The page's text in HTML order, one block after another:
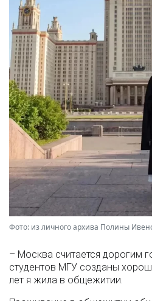
Фото: из личного архива Полины
– Москва считается дорогим
студентов МГУ созданы
лет я жила в общежитии.